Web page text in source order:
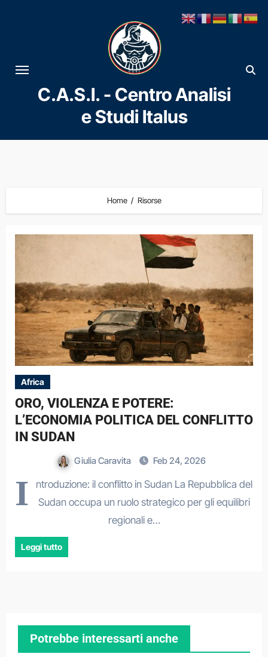
al
contenuto
C.A.S.I. - Centro Analisi
e Studi Italus
Home Risorse
Africa
ORO, VIOLENZA E POTERE:
L’ECONOMIA POLITICA DEL CONFLITTO
IN SUDAN
Giulia Caravita Feb 24, 2026
I
ntroduzione: il conflitto in Sudan La Repubblica del
Sudan occupa un ruolo strategico per gli equilibri
regionali e…
Leggi tutto
Potrebbe interessarti anche